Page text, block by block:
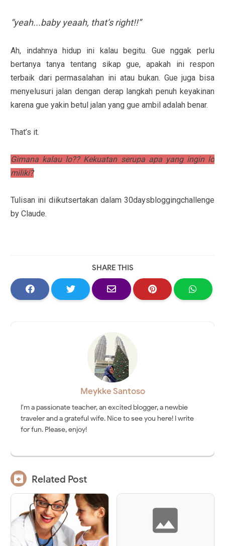
“yeah...baby yeaah, that’s right!!”
Ah, indahnya hidup ini kalau begitu. Gue nggak perlu
bertanya tanya tentang sikap gue, apakah ini respon
terbaik dari permasalahan ini atau bukan. Gue juga bisa
menyelusuri jalan dengan derap langkah penuh keyakinan
karena gue yakin betul jalan yang gue ambil adalah benar.
That’s it.
Gimana kalau lo?? Kekuatan serupa apa yang ingin lo
miliki?
Tulisan ini diikutsertakan dalam 30daysbloggingchallenge
by Claude.
SHARE THIS
Meykke Santoso
I'm a passionate teacher, an excited blogger, a newbie
traveler and a grateful wife. Nice to see you here! I write
for fun. Please, enjoy!
 Related Post